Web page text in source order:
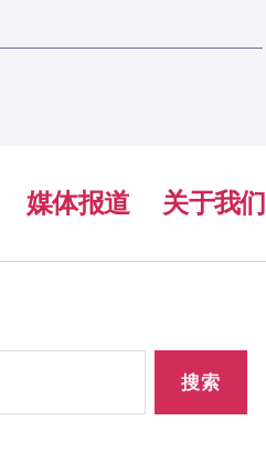
媒体报道 关于我们